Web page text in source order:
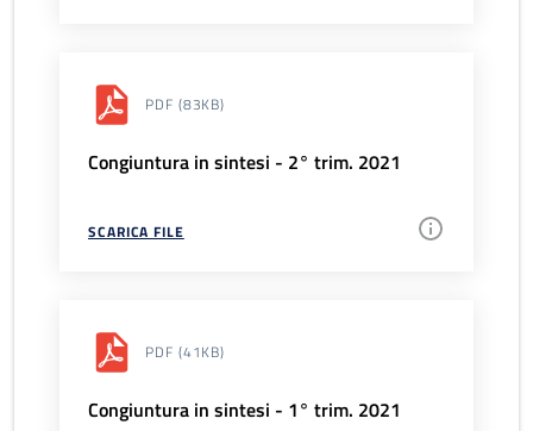
PDF (83KB)
Congiuntura in sintesi - 2° trim. 2021
SCARICA FILE
PDF (41KB)
Congiuntura in sintesi - 1° trim. 2021